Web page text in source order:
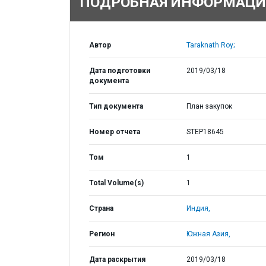
Автор Taraknath Roy;
Дата подготовки
документа
2019/03/18
Тип документа План закупок
Номер отчета STEP18645
Том 1
Total Volume(s) 1
Страна Индия,
Регион Южная Азия,
Дата раскрытия
2019/03/18